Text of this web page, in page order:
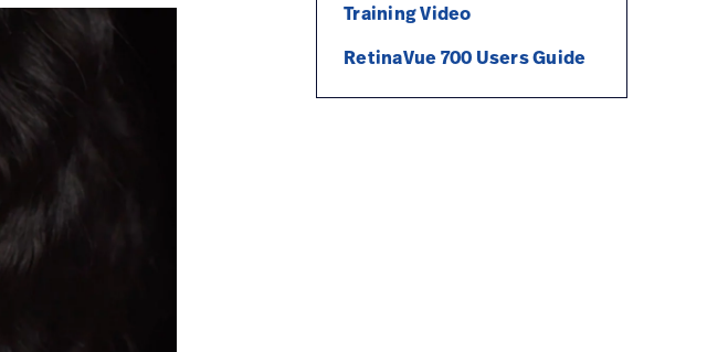
Training Video
RetinaVue 700 Users Guide